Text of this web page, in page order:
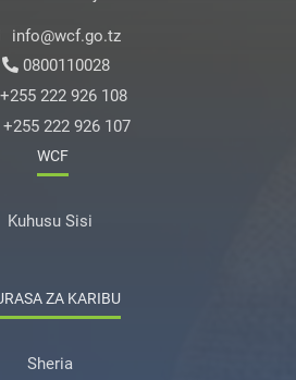
info@wcf.go.tz
0800110028
+255 222 926 108
+255 222 926 107
WCF
Kuhusu Sisi
ZA KARIBU
Sheria